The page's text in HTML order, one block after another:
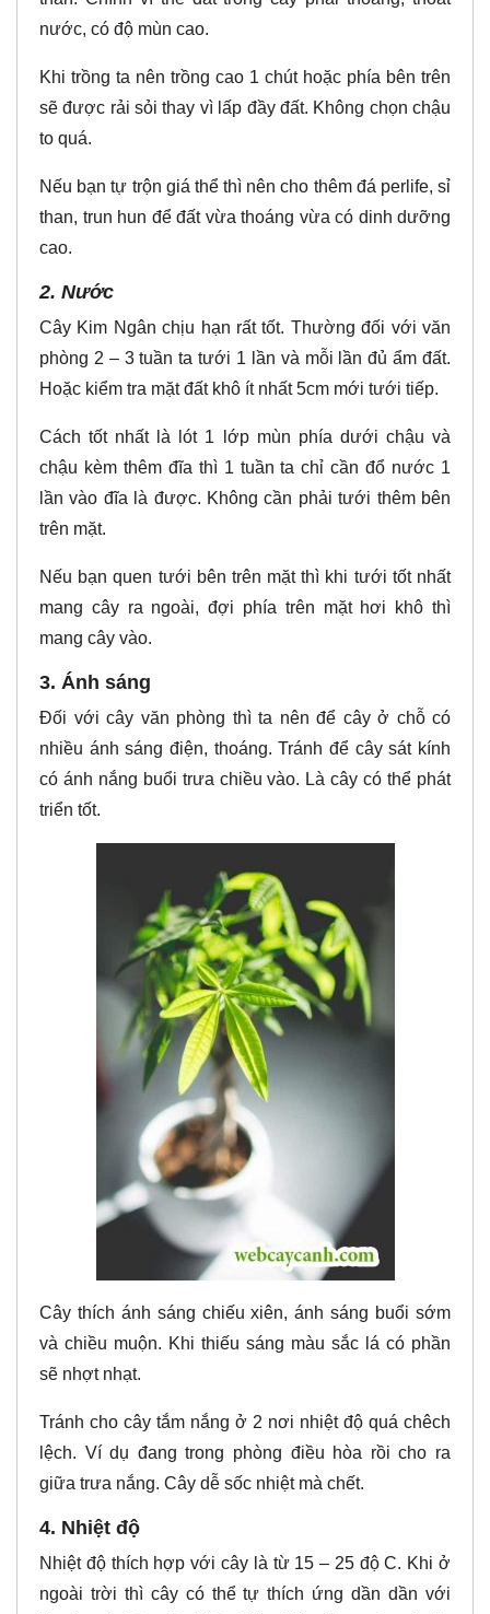
nước, có độ mùn cao.
Khi trồng ta nên trồng cao 1 chút hoặc phía bên trên
sẽ được rải sỏi thay vì lấp đầy đất. Không chọn chậu
to quá.
Nếu bạn tự trộn giá thể thì nên cho thêm đá perlife, sỉ
than, trun hun để đất vừa thoáng vừa có dinh dưỡng
cao.
2. Nước
Cây Kim Ngân chịu hạn rất tốt. Thường đối với văn
phòng 2 – 3 tuần ta tưới 1 lần và mỗi lần đủ ẩm đất.
Hoặc kiểm tra mặt đất khô ít nhất 5cm mới tưới tiếp.
Cách tốt nhất là lót 1 lớp mùn phía dưới chậu và
chậu kèm thêm đĩa thì 1 tuần ta chỉ cần đổ nước 1
lần vào đĩa là được. Không cần phải tưới thêm bên
trên mặt.
Nếu bạn quen tưới bên trên mặt thì khi tưới tốt nhất
mang cây ra ngoài, đợi phía trên mặt hơi khô thì
mang cây vào.
3. Ánh sáng
Đối với cây văn phòng thì ta nên để cây ở chỗ có
nhiều ánh sáng điện, thoáng. Tránh để cây sát kính
có ánh nắng buổi trưa chiều vào. Là cây có thể phát
triển tốt.
Cây thích ánh sáng chiếu xiên, ánh sáng buổi sớm
và chiều muộn. Khi thiếu sáng màu sắc lá có phần
sẽ nhợt nhạt.
Tránh cho cây tắm nắng ở 2 nơi nhiệt độ quá chêch
lệch. Ví dụ đang trong phòng điều hòa rồi cho ra
giữa trưa nắng. Cây dễ sốc nhiệt mà chết.
4. Nhiệt độ
Nhiệt độ thích hợp với cây là từ 15 – 25 độ C. Khi ở
ngoài trời thì cây có thể tự thích ứng dần dần với